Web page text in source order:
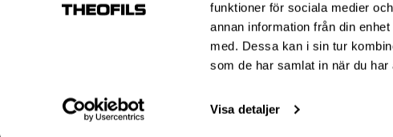
funktioner för sociala medier
annan information från din
med. Dessa kan i sin tur
som de har samlat in när du har
Visa detaljer
Bankgironummer 835-7378